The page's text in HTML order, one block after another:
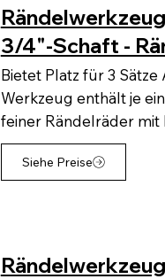
3/4"-Schaft -
Bietet Platz für 3
Werkzeug enthält je
feiner Rändelräder mit
Siehe Preise